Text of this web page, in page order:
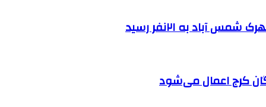
به ۲۱نفر رسید
کرج اعمال می‌شود